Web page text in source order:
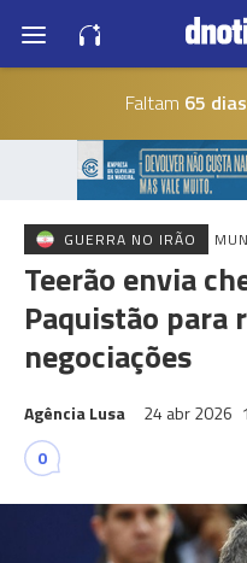
Faltam 65 dias
GUERRA NO IRÃO
Teerão envia
Paquistão para
negociações
Agência Lusa 24 abr 2026
0